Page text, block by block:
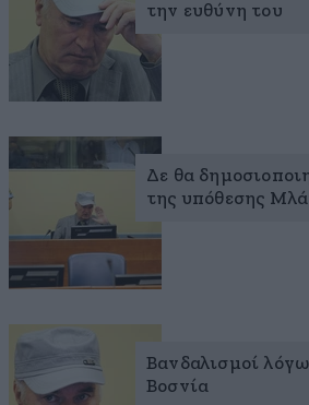
την ευθύνη του
Δε θα
της υπόθεσης
Βανδαλισμοί
Βοσνία